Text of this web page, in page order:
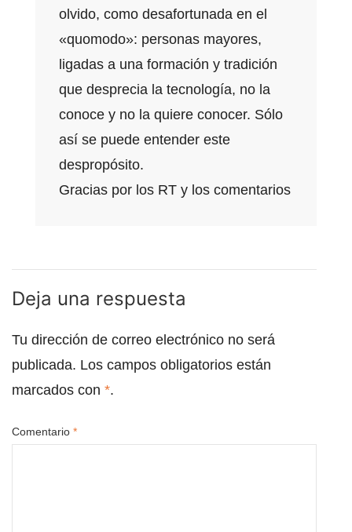
olvido, como desafortunada en el
«quomodo»: personas mayores,
ligadas a una formación y tradición
que desprecia la tecnología, no la
conoce y no la quiere conocer. Sólo
así se puede entender este
despropósito.
Gracias por los RT y los comentarios
Deja una respuesta
Tu dirección de correo electrónico no será
publicada. Los campos obligatorios están
marcados con *.
Comentario *